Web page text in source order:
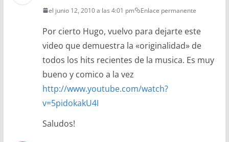
el junio 12, 2010 a las 4:01 pm Enlace permanente
Por cierto Hugo, vuelvo para dejarte este
video que demuestra la «originalidad» de
todos los hits recientes de la musica. Es muy
bueno y comico a la vez
http://www.youtube.com/watch?
v=5pidokakU4I
Saludos!